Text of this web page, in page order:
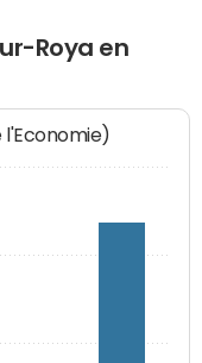
Roya en
l'Economie)